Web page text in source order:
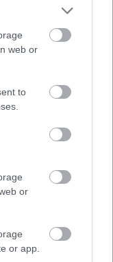
web or
to
or
or app.
Az
Az uránra
szükség.